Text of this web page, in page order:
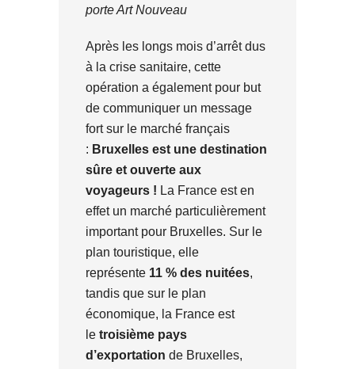
porte Art Nouveau
Après les longs mois d’arrêt dus
à la crise sanitaire, cette
opération a également pour but
de communiquer un message
fort sur le marché français
: Bruxelles est une destination
sûre et ouverte aux
voyageurs ! La France est en
effet un marché particulièrement
important pour Bruxelles. Sur le
plan touristique, elle
représente 11 % des nuitées,
tandis que sur le plan
économique, la France est
le troisième pays
d’exportation de Bruxelles,